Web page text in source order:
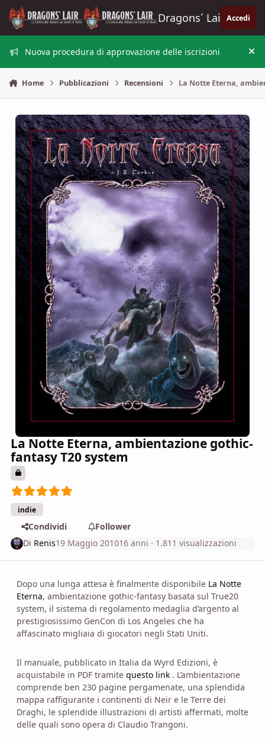
Vai al contenuto
Dragons´ Lair Accedi
Nuova procedura di approvazione delle iscrizioni
Home Pubblicazioni Recensioni La Notte Eterna,
La Notte Eterna, ambientazione gothic-
fantasy T20 system
indie
Condividi
Follower
Di Renis19 Maggio 201016 anni · 1.811 visualizzazioni
Dopo una lunga attesa è finalmente disponibile La Notte
Eterna, ambientazione gothic-fantasy basata sul True20
system, il sistema di regolamento medaglia d’argento al
prestigiosissimo GenCon di Los Angeles che ha
affascinato migliaia di giocatori negli Stati Uniti.
Il manuale, pubblicato in Italia da Wyrd Edizioni, è
acquistabile in PDF tramite questo link . L’ambientazione
comprende ben 230 pagine pergamenate, una splendida
mappa raffigurante i continenti di Neir e le Terre dei
Draghi, le splendide illustrazioni di artisti affermati, molte
delle quali sono opera di Claudio Trangoni.